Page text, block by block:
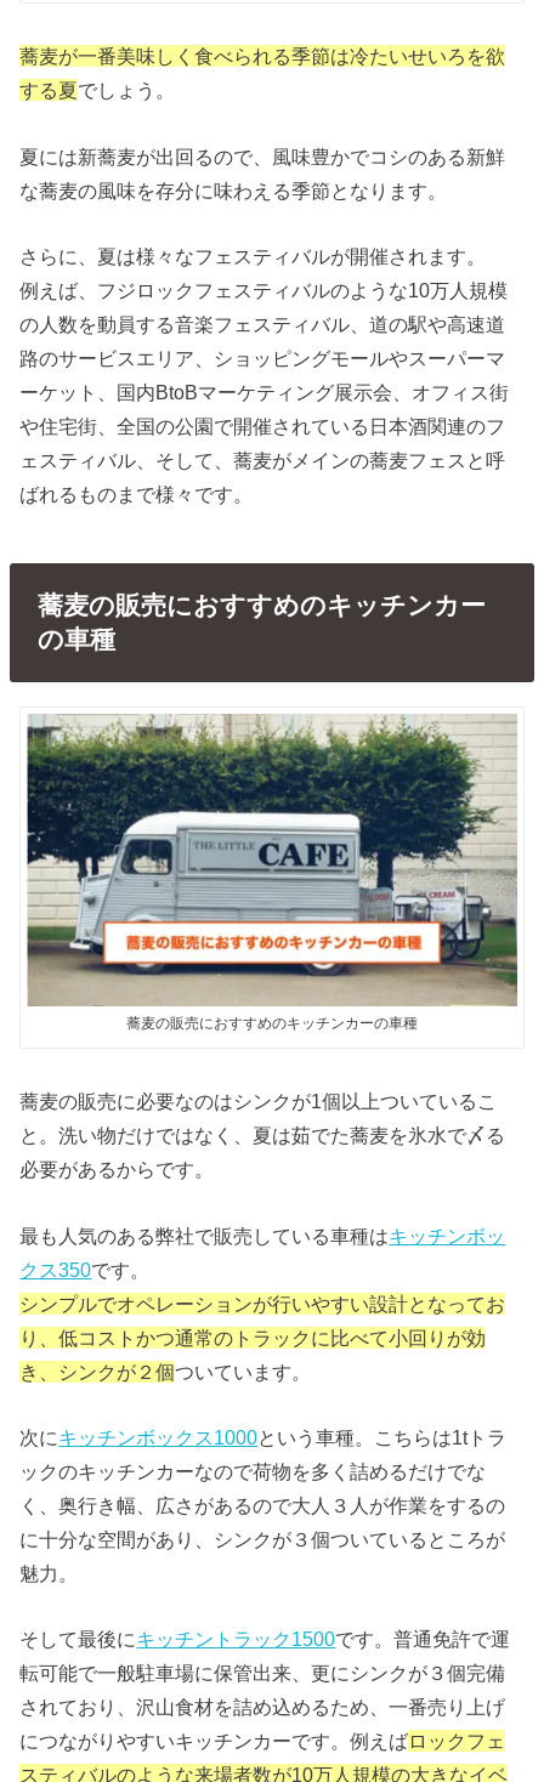
蕎麦が一番美味しく食べられる季節は冷たいせいろを欲
する夏でしょう。
夏には新蕎麦が出回るので、風味豊かでコシのある新鮮
な蕎麦の風味を存分に味わえる季節となります。
さらに、夏は様々なフェスティバルが開催されます。
例えば、フジロックフェスティバルのような10万人規模
の人数を動員する音楽フェスティバル、道の駅や高速道
路のサービスエリア、ショッピングモールやスーパーマ
ーケット、国内BtoBマーケティング展示会、オフィス街
や住宅街、全国の公園で開催されている日本酒関連のフ
ェスティバル、そして、蕎麦がメインの蕎麦フェスと呼
ばれるものまで様々です。
蕎麦の販売におすすめのキッチンカー
の車種
蕎麦の販売におすすめのキッチンカーの車種
蕎麦の販売に必要なのはシンクが1個以上ついているこ
と。洗い物だけではなく、夏は茹でた蕎麦を氷水で〆る
必要があるからです。
最も人気のある弊社で販売している車種はキッチンボッ
クス350です。
シンプルでオペレーションが行いやすい設計となってお
り、低コストかつ通常のトラックに比べて小回りが効
き、シンクが２個ついています。
次にキッチンボックス1000という車種。こちらは1tトラ
ックのキッチンカーなので荷物を多く詰めるだけでな
く、奥行き幅、広さがあるので大人３人が作業をするの
に十分な空間があり、シンクが３個ついているところが
魅力。
そして最後にキッチントラック1500です。普通免許で運
転可能で一般駐車場に保管出来、更にシンクが３個完備
されており、沢山食材を詰め込めるため、一番売り上げ
につながりやすいキッチンカーです。例えばロックフェ
スティバルのような来場者数が10万人規模の大きなイベ